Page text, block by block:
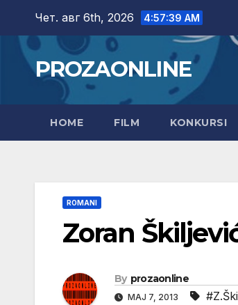
content
Чет. авг 6th, 2026 4:57:40 AM
PROZAONLINE
HOME FILM KONKURSI
ROMANI
Zoran
By prozaonline
МАЈ 7, 2013